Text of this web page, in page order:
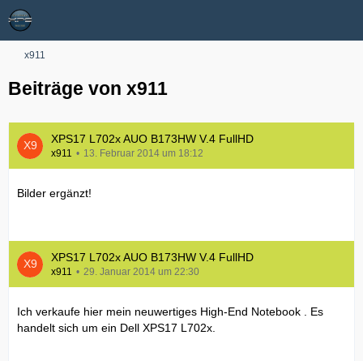
x911
Beiträge von x911
XPS17 L702x AUO B173HW V.4 FullHD
x911 13. Februar 2014 um 18:12
Bilder ergänzt!
XPS17 L702x AUO B173HW V.4 FullHD
x911 29. Januar 2014 um 22:30
Ich verkaufe hier mein neuwertiges High-End Notebook . Es
handelt sich um ein Dell XPS17 L702x.